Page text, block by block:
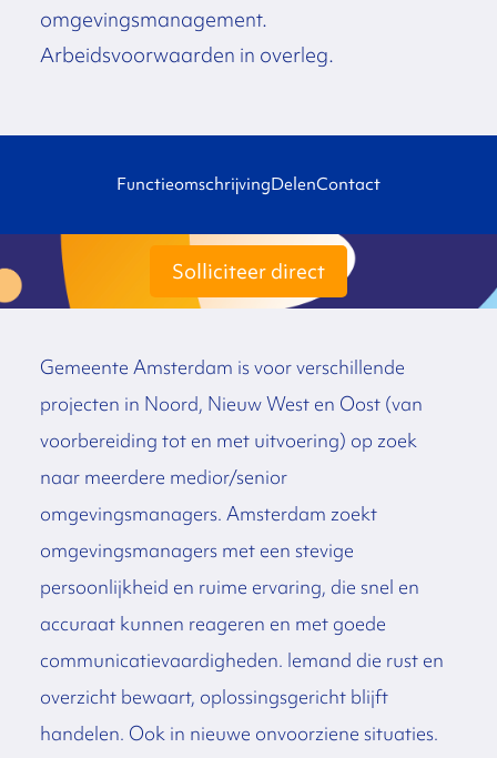
omgevingsmanagement.
Arbeidsvoorwaarden in overleg.
FunctieomschrijvingDelenContact
Solliciteer direct
Gemeente Amsterdam is voor verschillende
projecten in Noord, Nieuw West en Oost (van
voorbereiding tot en met uitvoering) op zoek
naar meerdere medior/senior
omgevingsmanagers. Amsterdam zoekt
omgevingsmanagers met een stevige
persoonlijkheid en ruime ervaring, die snel en
accuraat kunnen reageren en met goede
communicatievaardigheden. Iemand die rust en
overzicht bewaart, oplossingsgericht blijft
handelen. Ook in nieuwe onvoorziene situaties.